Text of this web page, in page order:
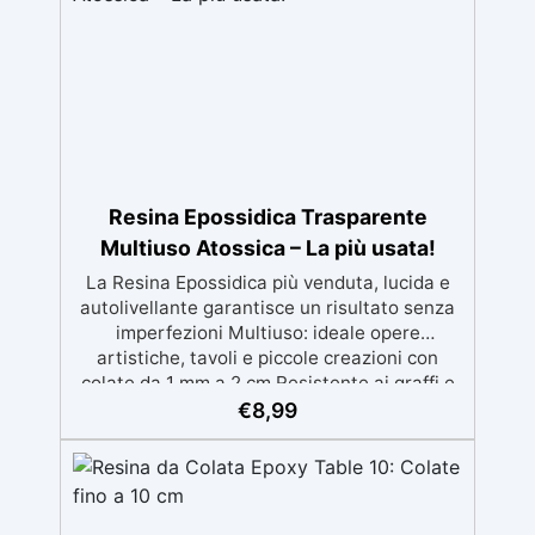
Resina Epossidica Trasparente
Multiuso Atossica – La più usata!
La Resina Epossidica più venduta, lucida e
autolivellante garantisce un risultato senza
imperfezioni Multiuso: ideale opere
artistiche, tavoli e piccole creazioni con
colate da 1 mm a 2 cm Resistente ai graffi e
ai raggi UV, garantendo opere durature,
Bassa viscosità e formula anti-bolle per
risultati impeccabili, perfetti per colate di
stampi e inglobamenti Certificata Atossica
€8,99